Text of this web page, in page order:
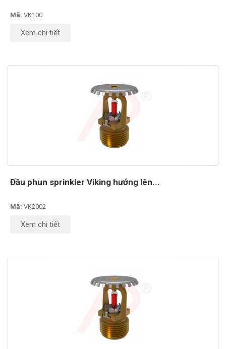
Mã: VK100
Xem chi tiết
Đầu phun sprinkler Viking hướng lên...
Mã: VK2002
Xem chi tiết